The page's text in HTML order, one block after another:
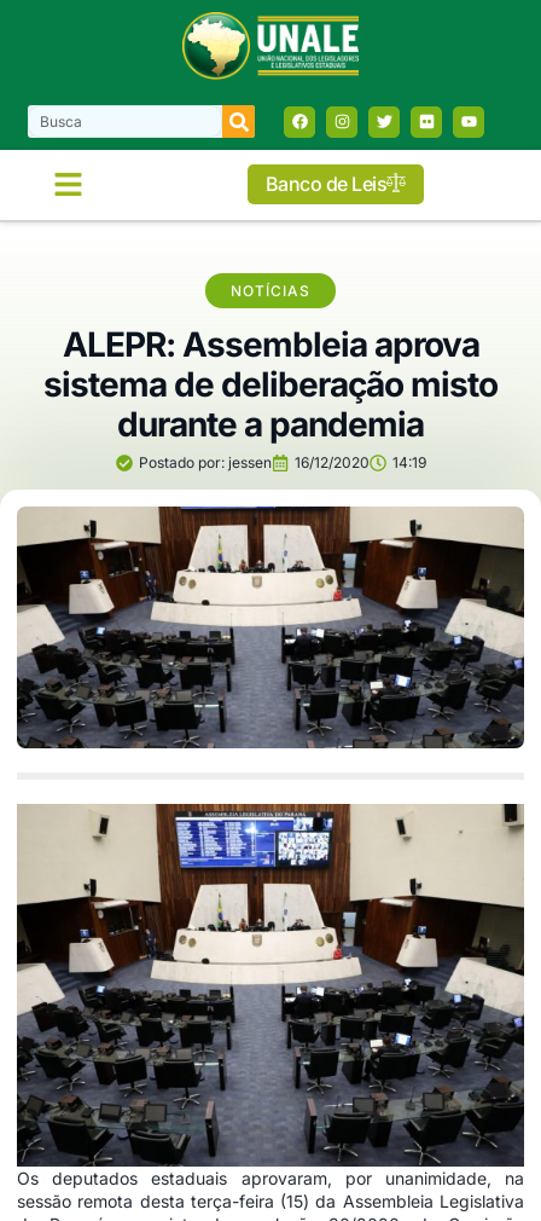
Banco de Leis
NOTÍCIAS
ALEPR: Assembleia aprova
sistema de deliberação misto
durante a pandemia
Postado por:jessen 16/12/2020 14:19
Os deputados estaduais aprovaram, por unanimidade, na
sessão remota desta terça-feira (15) da Assembleia Legislativa